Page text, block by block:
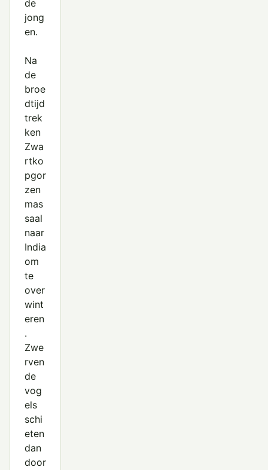
de
jong
en.
Na
de
broe
dtijd
trek
ken
Zwa
rtko
pgor
zen
mas
saal
naar
India
om
te
over
wint
eren
.
Zwe
rven
de
vog
els
schi
eten
dan
door